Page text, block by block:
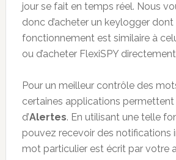
jour se fait en temps réel. Nous
donc d’acheter un keylogger dont
fonctionnement est similaire à
ou d’acheter FlexiSPY
Pour un meilleur contrôle des
certaines applications permettent
d’Alertes. En utilisant une telle
pouvez recevoir des notifications
mot particulier est écrit par votre